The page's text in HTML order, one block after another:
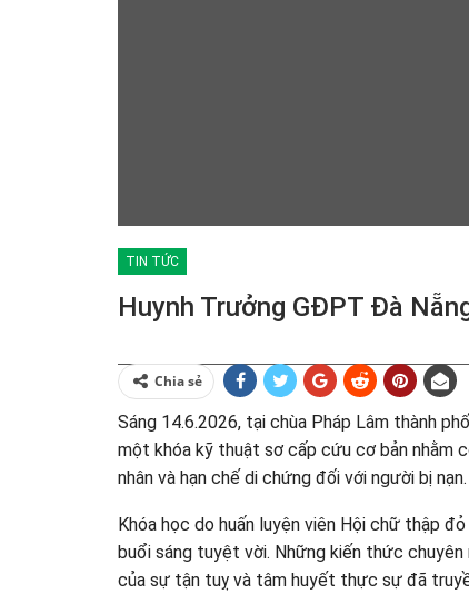
TIN TỨC
Huynh Trưởng GĐPT Đà
Chia sẻ
Sáng 14.6.2026, tại chùa Pháp Lâm thành
một khóa kỹ thuật sơ cấp cứu cơ bản nhằm
nhân và hạn chế di chứng đối với người bị nạn.
Khóa học do huấn luyện viên Hội chữ thập
buổi sáng tuyệt vời. Những kiến thức
của sự tận tuỵ và tâm huyết thực sự đã